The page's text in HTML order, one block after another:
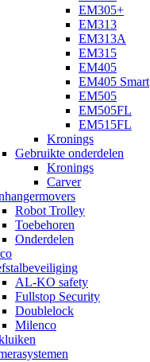
EM305+
EM313
EM313A
EM315
EM405
EM405 Smart
EM505
EM505FL
EM515FL
Kronings
Gebruikte onderdelen
Kronings
Carver
Robot Trolley
Toebehoren
Onderdelen
AL-KO safety
Fullstop Security
Doublelock
Milenco